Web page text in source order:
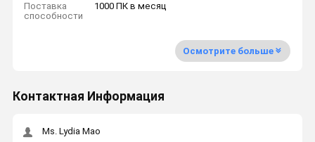
Поставка
способности
1000 ПК в месяц
Осмотрите больше
Контактная Информация
Ms. Lydia Mao